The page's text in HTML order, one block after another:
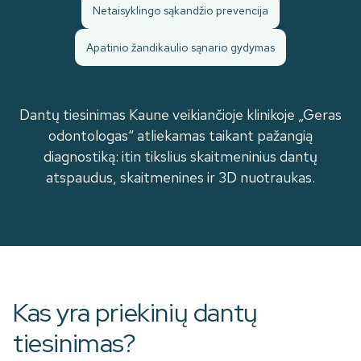
Netaisyklingo sąkandžio prevencija
Apatinio žandikaulio sąnario gydymas
Dantų tiesinimas Kaune veikiančioje klinikoje „Geras
odontologas“ atliekamas taikant pažangią
diagnostiką: itin tikslius skaitmeninius dantų
atspaudus, skaitmenines ir 3D nuotraukas.
Kas yra priekinių dantų
tiesinimas?